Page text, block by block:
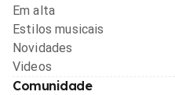
Em alta
Estilos musicais
Novidades
Videos
Comunidade